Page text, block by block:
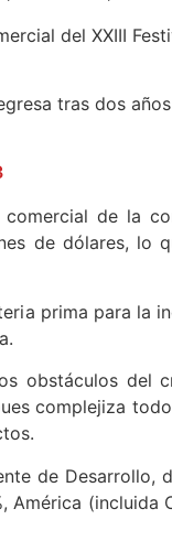
del XXIII
tras dos
de la
de dólares, lo
prima para la
obstáculos del
complejiza
de Desarrollo,
(incluida